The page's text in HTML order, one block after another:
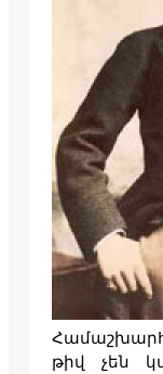
թիվ չեն